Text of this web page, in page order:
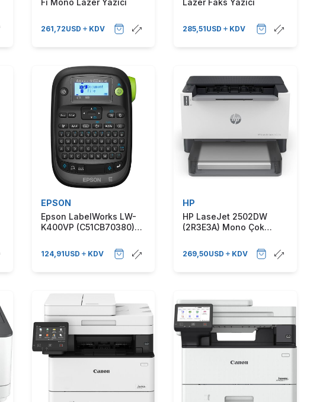
Fi Mono Lazer Yazıcı
261,72USD KDV
Lazer Faks Yazıcı
285,51USD KDV
EPSON
Epson LabelWorks LW-
K400VP (C51CB70380)
124,91USD KDV
HP
HP LaseJet 2502DW
(2R3E3A) Mono Çok
269,50USD KDV